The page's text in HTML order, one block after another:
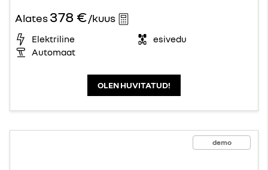
Alates378 €/kuus
Elektriline
esivedu
Automaat
OLEN HUVITATUD!
demo